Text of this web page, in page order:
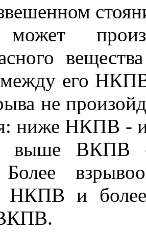
между его
не
ниже НКПВ -
выше ВКПВ -
Более
НКПВ и